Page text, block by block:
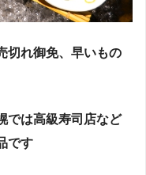
切れ御免、早いもの
では高級寿司店など
です